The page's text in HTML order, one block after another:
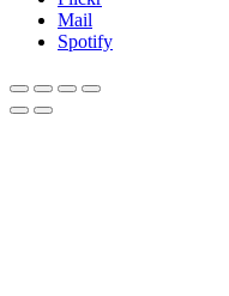
Mail
Spotify